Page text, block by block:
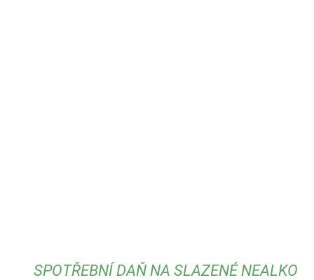
SPOTŘEBNÍ DAŇ NA SLAZENÉ NEALKO